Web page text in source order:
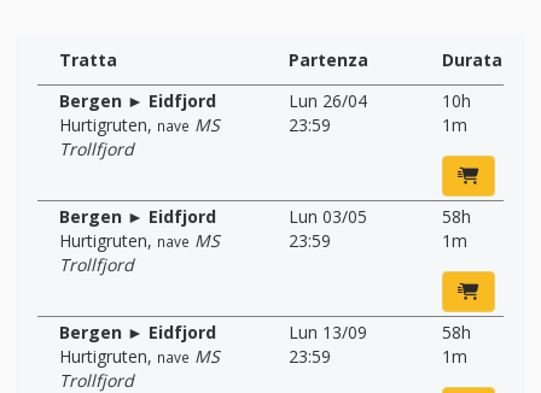
Tratta Partenza
Durata
Bergen ► Eidfjord
Hurtigruten, nave MS
Trollfjord
Lun 26/04
23:59
10h
1m
Bergen ► Eidfjord
Hurtigruten, nave MS
Trollfjord
Lun 03/05
23:59
58h
1m
Bergen ► Eidfjord
Hurtigruten, nave MS
Trollfjord
Lun 13/09
23:59
58h
1m